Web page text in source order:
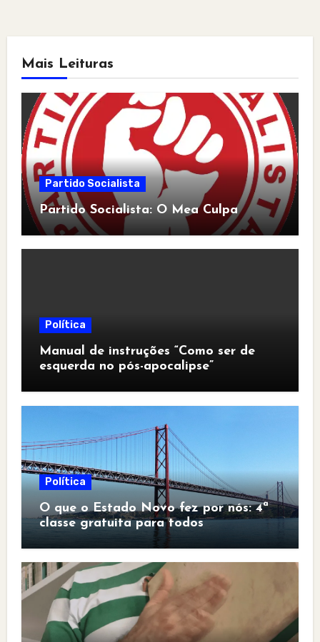
Mais Leituras
Partido Socialista
Partido Socialista: O Mea Culpa
Política
Manual de instruções “Como ser de
esquerda no pós-apocalipse”
Política
O que o Estado Novo fez por nós: 4ª
classe gratuita para todos